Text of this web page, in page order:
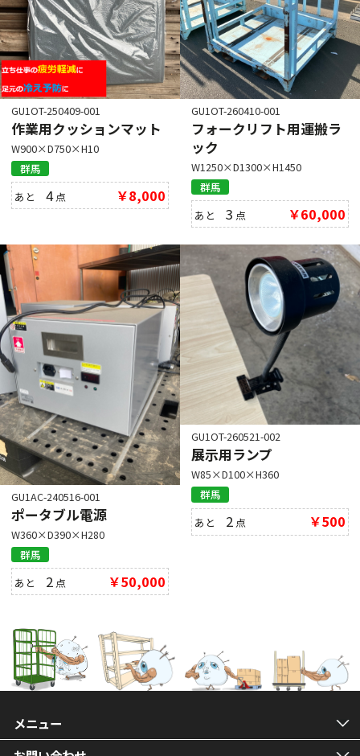
GU1OT-250409-001
作業用クッションマット
W900×D750×H10
群馬
あと4点 ￥8,000
GU1OT-260410-001
フォークリフト用運搬ラ
ック
W1250×D1300×H1450
群馬
あと3 点 ￥60,000
GU1AC-240516-001
ポータブル電源
W360×D390×H280
群馬
あと 2 点 ￥50,000
GU1OT-260521-002
展示用ランプ
W85×D100×H360
群馬
あと 2 点 ￥500
メニュー